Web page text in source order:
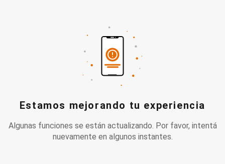
Estamos mejorando tu experiencia
Algunas funciones se están actualizando. Por favor, intentá
nuevamente en algunos instantes.